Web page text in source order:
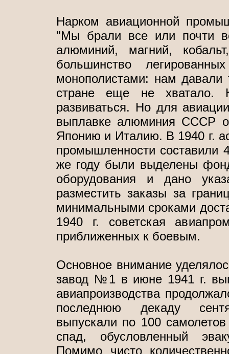
Нарком авиационной
"Мы брали все или почти
алюминий, магний,
большинство
монополистами: нам давали
стране еще не хватало.
развиваться. Но для
выплавке алюминия СССР
Японию и Италию. В 1940 г.
промышленности составили
же году были выделены
оборудования и дано
разместить заказы за
минимальными сроками
1940 г. советская
приближенных к боевым.
Основное внимание
завод №1 в июне 1941 г.
авиапроизводства
последнюю декаду
выпускали по 100
спад, обусловленный
Помимо чисто